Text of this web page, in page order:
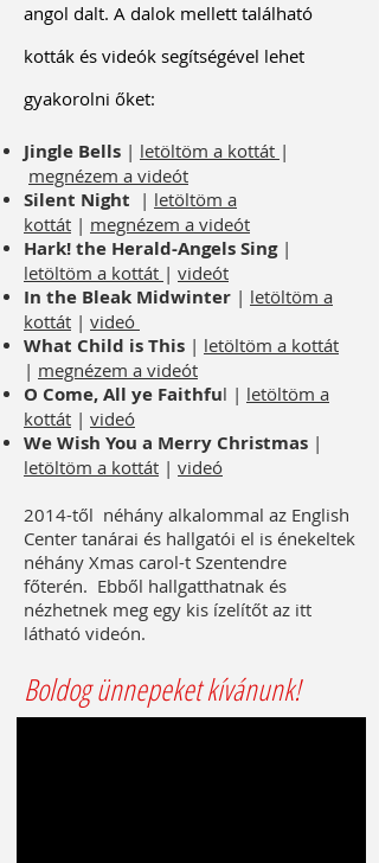
angol dalt. A dalok mellett található
kották és videók segítségével lehet
gyakorolni őket:
Jingle Bells | letöltöm a kottát |
megnézem a videót
Silent Night | letöltöm a
kottát | megnézem a videót
Hark! the Herald-Angels Sing |
letöltöm a kottát | videót
In the Bleak Midwinter | letöltöm a
kottát | videó
What Child is This | letöltöm a kottát
| megnézem a videót
O Come, All ye Faithful | letöltöm a
kottát | videó
We Wish You a Merry Christmas |
letöltöm a kottát | videó
2014-től néhány alkalommal az English
Center tanárai és hallgatói el is énekeltek
néhány Xmas carol-t Szentendre
főterén. Ebből hallgatthatnak és
nézhetnek meg egy kis ízelítőt az itt
látható videón.
Boldog ünnepeket kívánunk!